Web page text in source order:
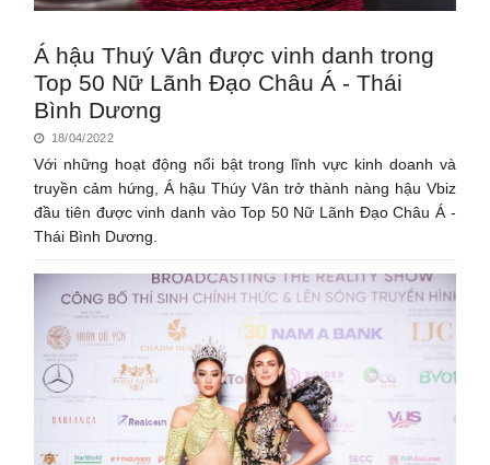
Á hậu Thuý Vân được vinh danh trong
Top 50 Nữ Lãnh Đạo Châu Á - Thái
Bình Dương
18/04/2022
Với những hoạt động nổi bật trong lĩnh vực kinh doanh và
truyền cảm hứng, Á hậu Thúy Vân trở thành nàng hậu Vbiz
đầu tiên được vinh danh vào Top 50 Nữ Lãnh Đạo Châu Á -
Thái Bình Dương.